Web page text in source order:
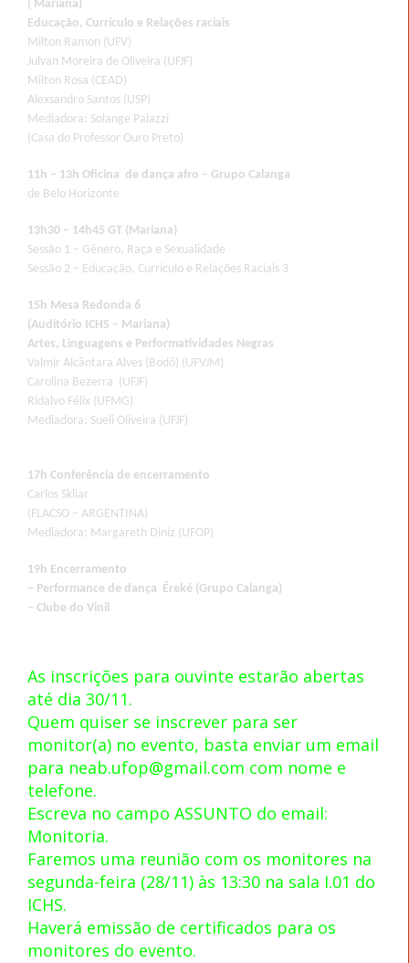
( Mariana)
Educação, Currículo e Relações raciais
Milton Ramon (UFV)
Julvan Moreira de Oliveira (UFJF)
Milton Rosa (CEAD)
Alexsandro Santos (USP)
Mediadora: Solange Palazzi
(Casa do Professor Ouro Preto)
11h – 13h Oficina de dança afro – Grupo Calanga
de Belo Horizonte
13h30 – 14h45 GT (Mariana)
Sessão 1 – Gênero, Raça e Sexualidade
Sessão 2 – Educação, Currículo e Relações Raciais 3
15h Mesa Redonda 6
(Auditório ICHS – Mariana)
Artes, Linguagens e Performatividades Negras
Valmir Alcântara Alves (Bodô) (UFVJM)
Carolina Bezerra (UFJF)
Ridalvo Félix (UFMG)
Mediadora: Sueli Oliveira (UFJF)
17h Conferência de encerramento
Carlos Skliar
(FLACSO – ARGENTINA)
Mediadora: Margareth Diniz (UFOP)
19h Encerramento
– Performance de dança Éreké (Grupo Calanga)
– Clube do Vinil
As inscrições para ouvinte estarão abertas
até dia 30/11.
Quem quiser se inscrever para ser
monitor(a) no evento, basta enviar um email
para neab.ufop@gmail.com com nome e
telefone.
Escreva no campo ASSUNTO do email:
Monitoria.
Faremos uma reunião com os monitores na
segunda-feira (28/11) às 13:30 na sala I.01 do
ICHS.
Haverá emissão de certificados para os
monitores do evento.